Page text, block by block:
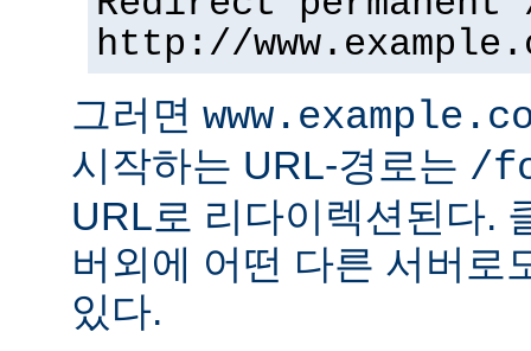
http://
그러면
시작하는 URL-경로는 /
URL로 리다이렉션된다.
버외에 어떤 다른 서버로
있다.